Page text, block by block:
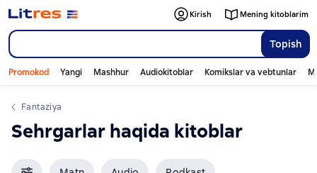
Topish
Kirish Mening kitoblarim
Promokod Yangi Mashhur Audiokitoblar Komikslar va vebtunlar
fantaziya
sehrgarlar haqida kitoblar